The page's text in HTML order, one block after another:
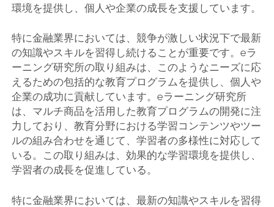
環境を提供し、個人や企業の成長を支援しています。
特に金融業界においては、競争が激しい状況下で最新
の知識やスキルを習得し続けることが重要です。eラ
ーニング研究所の取り組みは、このようなニーズに応
えるための包括的な教育プログラムを提供し、個人や
企業の成功に貢献しています。eラーニング研究所
は、マルチ商品を活用した教育プログラムの開発に注
力しており、教育分野における学習コンテンツやツー
ルの組み合わせを通じて、学習者の多様性に対応して
いる。この取り組みは、効果的な学習環境を提供し、
学習者の成長を促進している。
特に金融業界においては、最新の知識やスキルを習得